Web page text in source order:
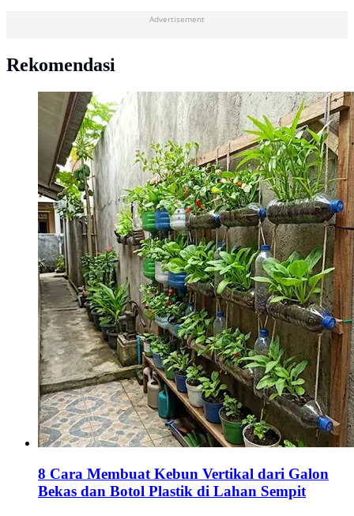
Advertisement
Rekomendasi
8 Cara Membuat Kebun Vertikal dari Galon
Bekas dan Botol Plastik di Lahan Sempit